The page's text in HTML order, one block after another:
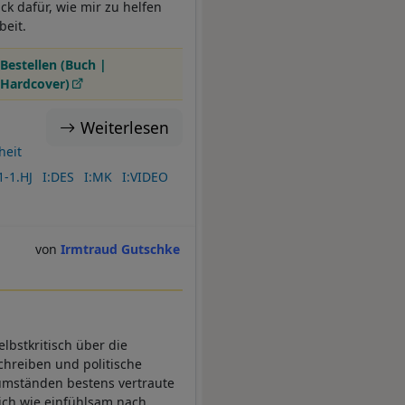
dafür, wie mir zu helfen
Bestellen (Buch |
Hardcover)
Weiterlesen
1.HJ I:DES I:MK I:VIDEO
Irmtraud Gutschke
über die
und politische
bestens vertraute